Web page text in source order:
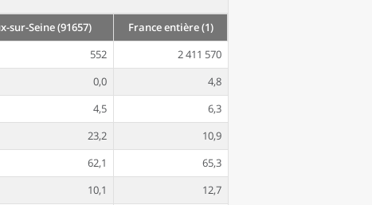
sur-Seine (91657)
France entière (1)
552
2 411 570
0,0
4,8
4,5
6,3
23,2
10,9
62,1
65,3
10,1
12,7